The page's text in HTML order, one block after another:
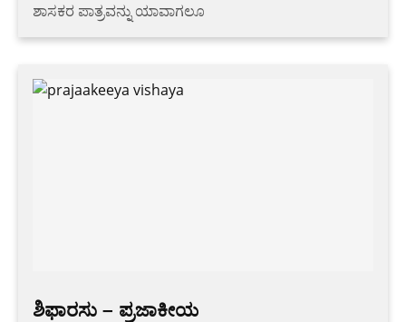
ಶಾಸಕರ ಪಾತ್ರವನ್ನು ಯಾವಾಗಲೂ
ಶಿಫಾರಸು – ಪ್ರಜಾಕೀಯ